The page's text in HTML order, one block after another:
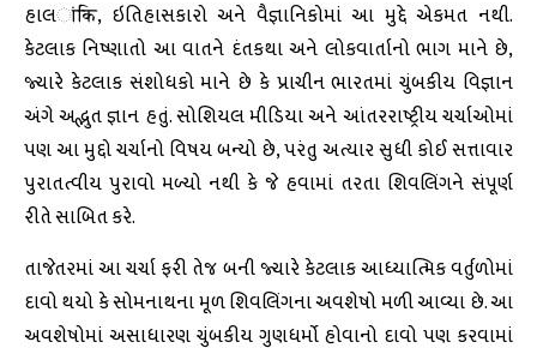
હાલांकि, ઇતિહાસકારો અને વૈજ્ઞાનિકોમાં આ મુદ્દે એકમત નથી.
કેટલાક નિષ્ણાતો આ વાતને દંતકથા અને લોકવાર્તાનો ભાગ માને છે,
જ્યારે કેટલાક સંશોધકો માને છે કે પ્રાચીન ભારતમાં ચુંબકીય વિજ્ઞાન
અંગે અદ્ભુત જ્ઞાન હતું. સોશિયલ મીડિયા અને આંતરરાષ્ટ્રીય ચર્ચાઓમાં
પણ આ મુદ્દો ચર્ચાનો વિષય બન્યો છે, પરંતુ અત્યાર સુધી કોઈ સત્તાવાર
પુરાતત્વીય પુરાવો મળ્યો નથી કે જે હવામાં તરતા શિવલિંગને સંપૂર્ણ
રીતે સાબિત કરે.
તાજેતરમાં આ ચર્ચા ફરી તેજ બની જ્યારે કેટલાક આધ્યાત્મિક વર્તુળોમાં
દાવો થયો કે સોમનાથના મૂળ શિવલિંગના અવશેષો મળી આવ્યા છે. આ
અવશેષોમાં અસાધારણ ચુંબકીય ગુણધર્મો હોવાનો દાવો પણ કરવામાં